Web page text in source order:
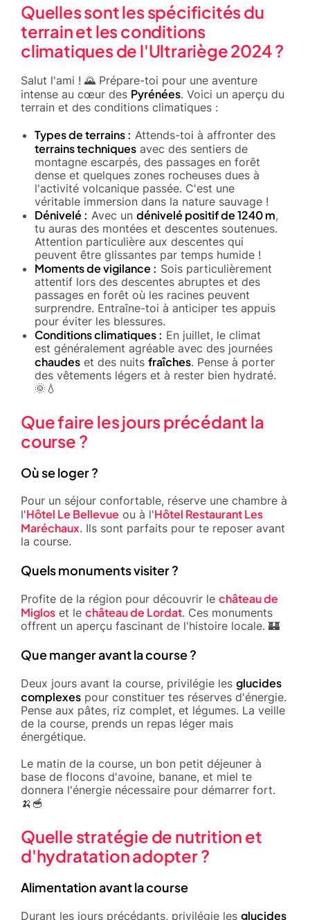
Quelles sont les spécificités du
terrain et les conditions
climatiques de l'Ultrariège 2024 ?
Salut l'ami ! 🌄 Prépare-toi pour une aventure
intense au cœur des Pyrénées. Voici un aperçu du
terrain et des conditions climatiques :
Types de terrains : Attends-toi à affronter des
terrains techniques avec des sentiers de
montagne escarpés, des passages en forêt
dense et quelques zones rocheuses dues à
l'activité volcanique passée. C'est une
véritable immersion dans la nature sauvage !
Dénivelé : Avec un dénivelé positif de 1240 m,
tu auras des montées et descentes soutenues.
Attention particulière aux descentes qui
peuvent être glissantes par temps humide !
Moments de vigilance : Sois particulièrement
attentif lors des descentes abruptes et des
passages en forêt où les racines peuvent
surprendre. Entraîne-toi à anticiper tes appuis
pour éviter les blessures.
Conditions climatiques : En juillet, le climat
est généralement agréable avec des journées
chaudes et des nuits fraîches. Pense à porter
des vêtements légers et à rester bien hydraté.
🌞💧
Que faire les jours précédant la
course ?
Où se loger ?
Pour un séjour confortable, réserve une chambre à
l'Hôtel Le Bellevue ou à l'Hôtel Restaurant Les
Maréchaux. Ils sont parfaits pour te reposer avant
la course.
Quels monuments visiter ?
Profite de la région pour découvrir le château de
Miglos et le château de Lordat. Ces monuments
offrent un aperçu fascinant de l'histoire locale. 🏰
Que manger avant la course ?
Deux jours avant la course, privilégie les glucides
complexes pour constituer tes réserves d'énergie.
Pense aux pâtes, riz complet, et légumes. La veille
de la course, prends un repas léger mais
énergétique.
Le matin de la course, un bon petit déjeuner à
base de flocons d'avoine, banane, et miel te
donnera l'énergie nécessaire pour démarrer fort.
🍌🥣
Quelle stratégie de nutrition et
d'hydratation adopter ?
Alimentation avant la course
Durant les jours précédants, privilégie les glucides